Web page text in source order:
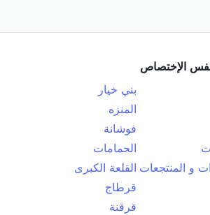
الإختصاص
بني خيار
المنزه
فوشانة
الحمامات
و المنتجعات القلعة الكبرى
قرطاج
قرقنة